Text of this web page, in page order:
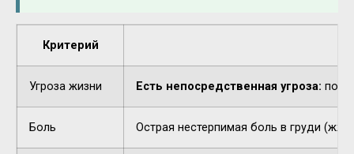
Критерий
Угроза жизни Есть непосредственная угроза:
Боль Острая нестерпимая боль в груди